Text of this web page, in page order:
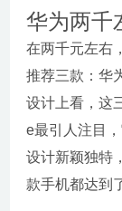
华为两千
在两千元左右
推荐三款：华
设计上看，这
e最引人注目
设计新颖独特
款手机都达到